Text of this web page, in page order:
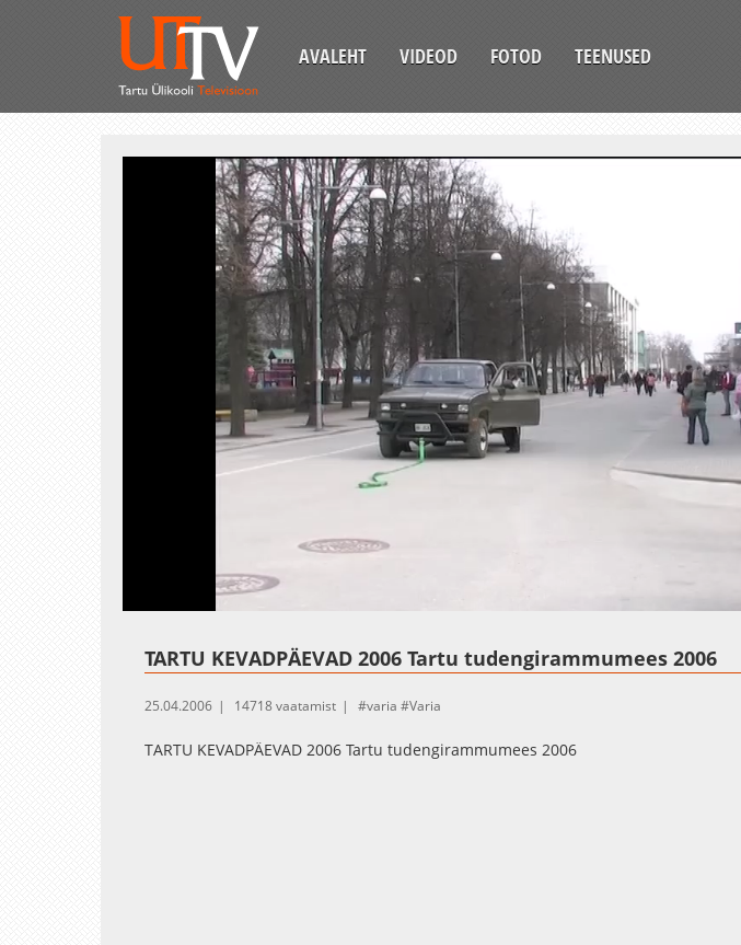
AVALEHT VIDEOD FOTOD TEENUSED
Unmute Loaded
TARTU KEVADPÄEVAD 2006 Tartu tudengirammumees 2006
25.04.2006 14718 vaatamist varia Varia
TARTU KEVADPÄEVAD 2006 Tartu tudengirammumees 2006